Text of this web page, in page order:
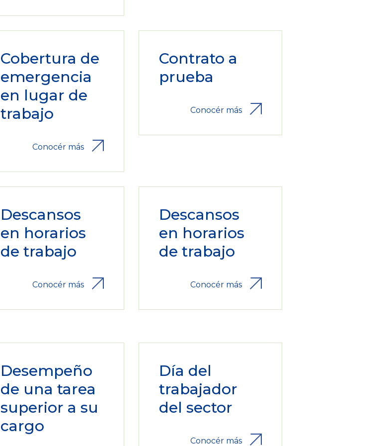
Cobertura de
emergencia
en lugar de
trabajo
Conocér más
Contrato a
prueba
Conocér más
Descansos
en horarios
de trabajo
Conocér más
Descansos
en horarios
de trabajo
Conocér más
Desempeño
de una tarea
superior a su
cargo
Día del
trabajador
del sector
Conocér más